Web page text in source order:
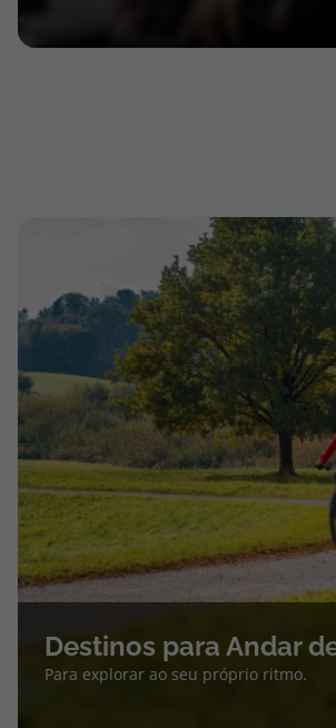
Destinos para Andar
Para explorar ao seu próprio ritmo.